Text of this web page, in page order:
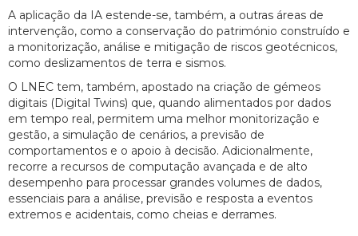
A aplicação da IA estende-se, também, a outras áreas de
intervenção, como a conservação do património construído e
a monitorização, análise e mitigação de riscos geotécnicos,
como deslizamentos de terra e sismos.
O LNEC tem, também, apostado na criação de gémeos
digitais (Digital Twins) que, quando alimentados por dados
em tempo real, permitem uma melhor monitorização e
gestão, a simulação de cenários, a previsão de
comportamentos e o apoio à decisão. Adicionalmente,
recorre a recursos de computação avançada e de alto
desempenho para processar grandes volumes de dados,
essenciais para a análise, previsão e resposta a eventos
extremos e acidentais, como cheias e derrames.